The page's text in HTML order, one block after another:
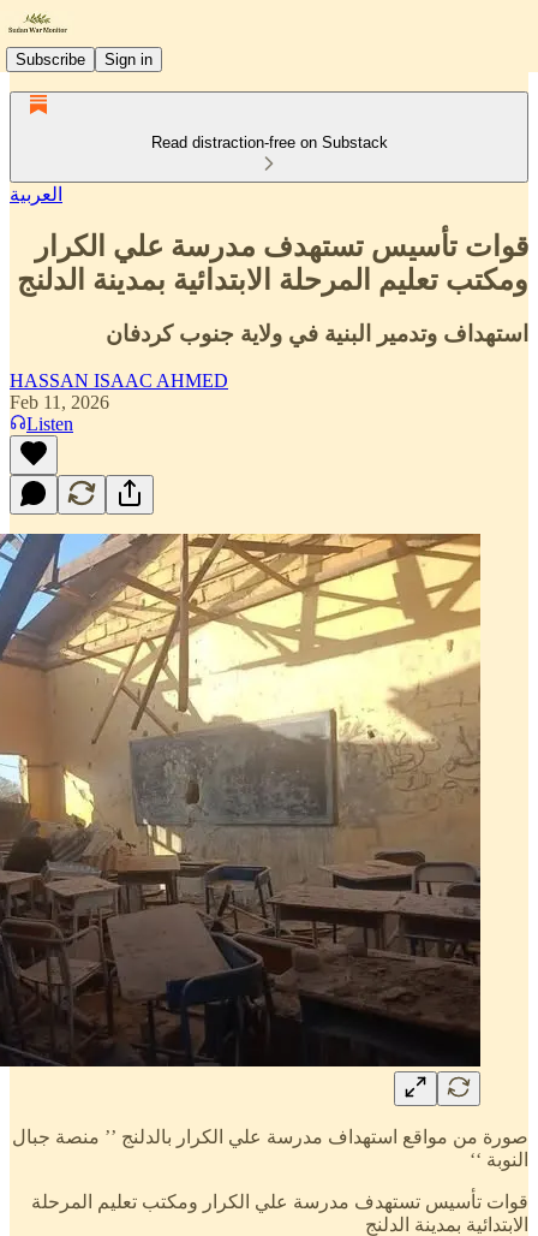
Subscribe Sign in
Read distraction-free on Substack
العربية
قوات تأسيس تستهدف مدرسة علي الكرار
ومكتب تعليم المرحلة الابتدائية بمدينة الدلنج
استهداف وتدمير البنية في ولاية جنوب كردفان
HASSAN ISAAC AHMED
Feb 11, 2026
Listen
صورة من مواقع استهداف مدرسة علي الكرار بالدلنج ’’ منصة جبال
النوبة ‘‘
قوات تأسيس تستهدف مدرسة علي الكرار ومكتب تعليم المرحلة
الابتدائية بمدينة الدلنج